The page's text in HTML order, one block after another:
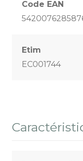
Code EAN
Etim
EC001744